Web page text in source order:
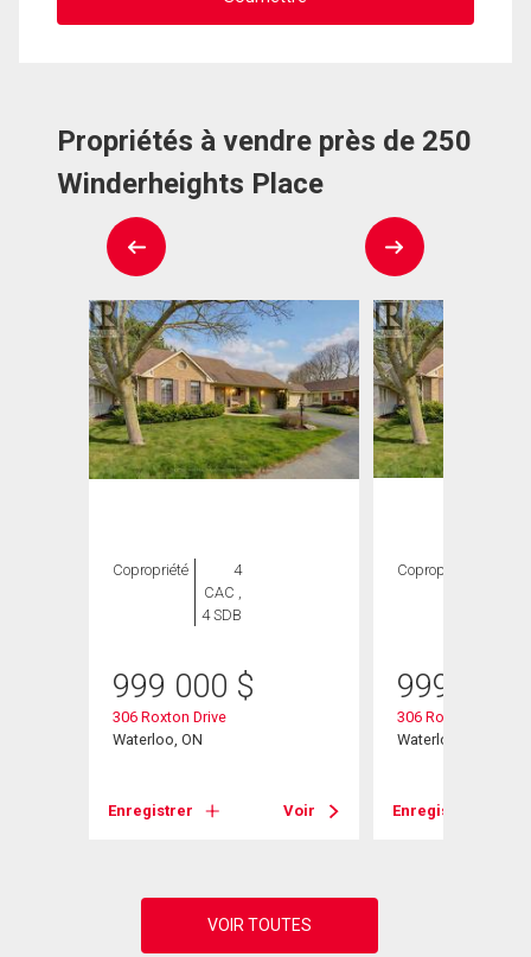
Propriétés à vendre près de 250
Winderheights Place
Copropriété
4
CAC ,
4 SDB
999 000 $
306 Roxton Drive
Waterloo, ON
Enregistrer Voir
Copropriété
999 000
306 Roxton Drive
Waterloo, ON
Enregistrer